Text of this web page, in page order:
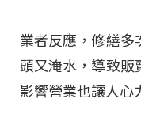
業者反應，修繕多
頭又淹水，導致販
影響營業也讓人心